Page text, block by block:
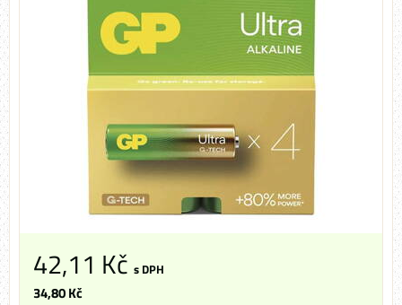
42,11 Kč s DPH
34,80 Kč